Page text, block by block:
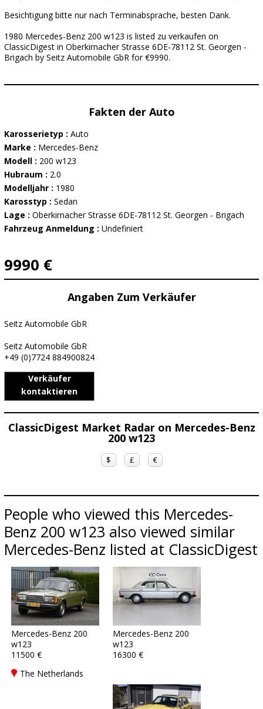
Besichtigung bitte nur nach Terminabsprache, besten Dank.
1980 Mercedes-Benz 200 w123 is listed zu verkaufen on
ClassicDigest in Oberkirnacher Strasse 6DE-78112 St. Georgen -
Brigach by Seitz Automobile GbR for €9990.
Fakten der Auto
Karosserietyp : Auto
Marke : Mercedes-Benz
Modell : 200 w123
Hubraum : 2.0
Modelljahr : 1980
Karosstyp : Sedan
Lage : Oberkirnacher Strasse 6DE-78112 St. Georgen - Brigach
Fahrzeug Anmeldung : Undefiniert
9990 €
Angaben Zum Verkäufer
Seitz Automobile GbR
Seitz Automobile GbR
+49 (0)7724 884900824
Verkäufer
kontaktieren
ClassicDigest Market Radar on Mercedes-Benz
200 w123
$ £ €
People who viewed this Mercedes-
Benz 200 w123 also viewed similar
Mercedes-Benz listed at ClassicDigest
Mercedes-Benz 200
w123
11500 €
The Netherlands
Mercedes-Benz 200
w123
16300 €